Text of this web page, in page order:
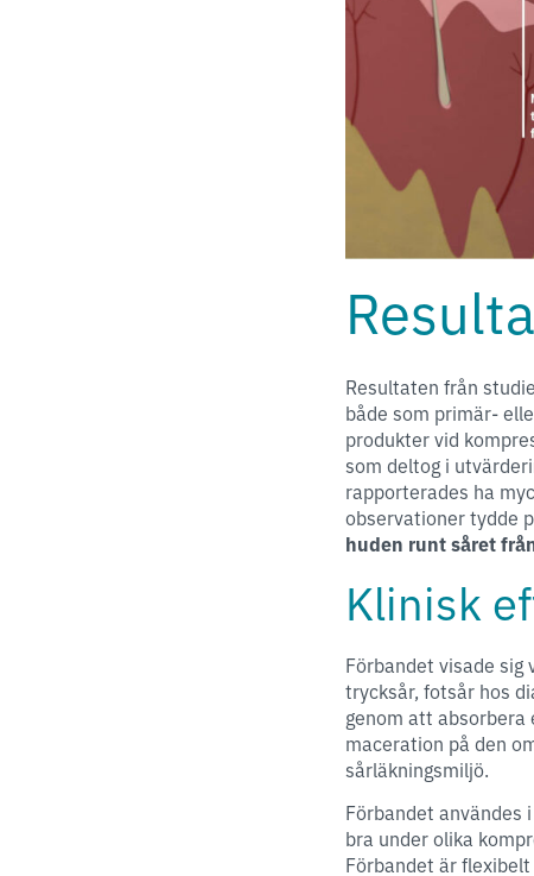
Resultaten från
både som primär-
produkter vid
som deltog i
rapporterades ha
observationer tydde
huden runt såret
Klinisk
Förbandet visade sig
trycksår, fotsår hos
genom att
maceration på den
sårläkningsmiljö.
Förbandet användes
bra under olika
Förbandet är